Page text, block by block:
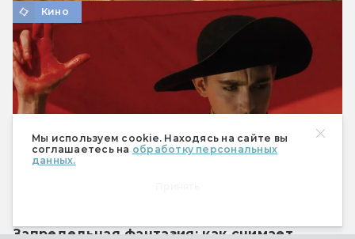
Мы используем cookie. Находясь на сайте вы
соглашаетесь на обработку персональных
данных.
Кино
Запредельная фантазия: как снимает